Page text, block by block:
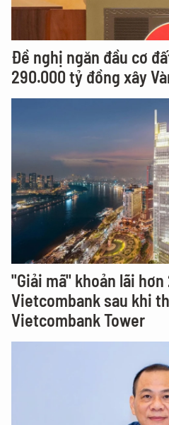
Đề nghị ngăn đầu cơ
290.000 tỷ đồng xây
"Giải mã" khoản lãi
Vietcombank sau khi
Vietcombank Tower